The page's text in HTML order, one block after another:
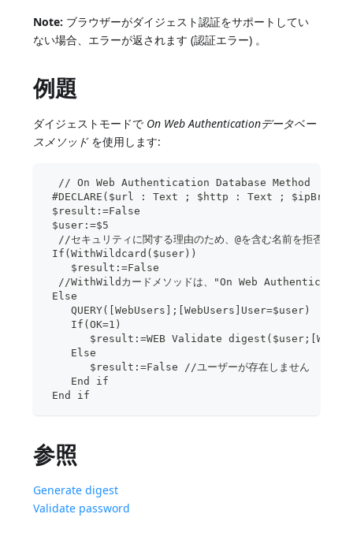
Note: ブラウザーがダイジェスト認証をサポートしてい
ない場合、エラーが返されます (認証エラー) 。
例題
ダイジェストモードで On Web Authenticationデータベー
スメソッドを使用します:
// On Web Authentication Database Method
#DECLARE($url : Text ; $http : Text ;
$result:=False
$user:=$5
//セキュリティに関する理由のため、@を含む名前を拒否する
If(WithWildcard($user))
$result:=False
//WithWildカードメソッドは、"On Web Authentication
Else
QUERY([WebUsers];[WebUsers]User=$user)
If(OK=1)
$result:=WEB Validate
Else
$result:=False //ユーザーが存在しません
End if
End if
参照
Generate digest
Validate password